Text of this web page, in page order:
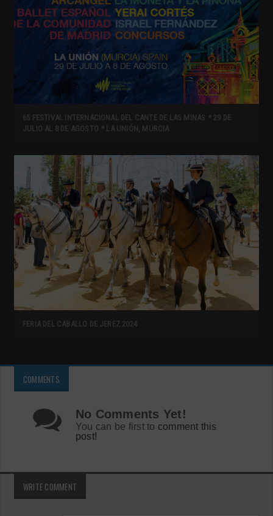
65 FESTIVAL INTERNACIONAL DEL CANTE DE LAS MINAS * 29 DE
JULIO AL 8 DE AGOSTO * LA UNIÓN, MURCIA
FERIA DEL CABALLO DE JEREZ 2024
COMMENTS
No Comments Yet!
You can be first to comment this
post!
WRITE COMMENT